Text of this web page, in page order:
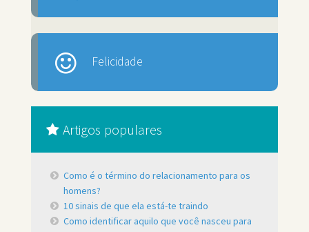
Felicidade
Artigos populares
Como é o término do relacionamento para os
homens?
10 sinais de que ela está-te traindo
Como identificar aquilo que você nasceu para